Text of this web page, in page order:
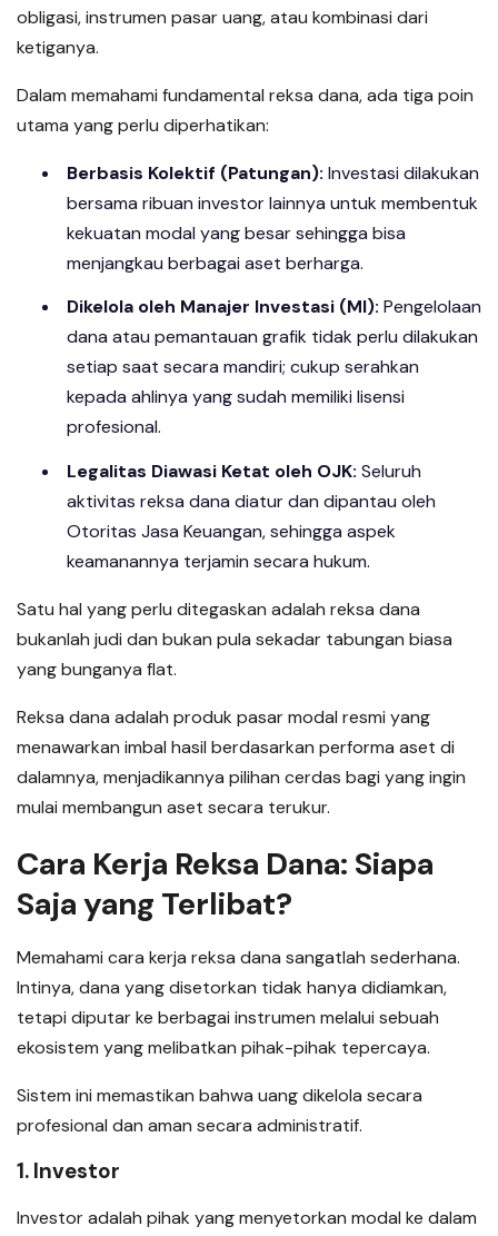
obligasi, instrumen pasar uang, atau kombinasi dari
ketiganya.
Dalam memahami fundamental reksa dana, ada tiga poin
utama yang perlu diperhatikan:
Berbasis Kolektif (Patungan): Investasi dilakukan
bersama ribuan investor lainnya untuk membentuk
kekuatan modal yang besar sehingga bisa
menjangkau berbagai aset berharga.
Dikelola oleh Manajer Investasi (MI): Pengelolaan
dana atau pemantauan grafik tidak perlu dilakukan
setiap saat secara mandiri; cukup serahkan
kepada ahlinya yang sudah memiliki lisensi
profesional.
Legalitas Diawasi Ketat oleh OJK: Seluruh
aktivitas reksa dana diatur dan dipantau oleh
Otoritas Jasa Keuangan, sehingga aspek
keamanannya terjamin secara hukum.
Satu hal yang perlu ditegaskan adalah reksa dana
bukanlah judi dan bukan pula sekadar tabungan biasa
yang bunganya flat.
Reksa dana adalah produk pasar modal resmi yang
menawarkan imbal hasil berdasarkan performa aset di
dalamnya, menjadikannya pilihan cerdas bagi yang ingin
mulai membangun aset secara terukur.
Cara Kerja Reksa Dana: Siapa
Saja yang Terlibat?
Memahami cara kerja reksa dana sangatlah sederhana.
Intinya, dana yang disetorkan tidak hanya didiamkan,
tetapi diputar ke berbagai instrumen melalui sebuah
ekosistem yang melibatkan pihak-pihak tepercaya.
Sistem ini memastikan bahwa uang dikelola secara
profesional dan aman secara administratif.
1. Investor
Investor adalah pihak yang menyetorkan modal ke dalam